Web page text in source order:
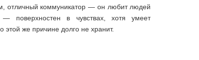
отличный коммуникатор — он любит людей
поверхностен в чувствах, хотя умеет
этой же причине долго не хранит.